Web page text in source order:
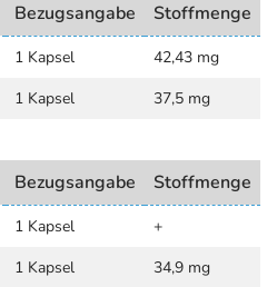
Bezugsangabe Stoffmenge
1 Kapsel
42,43 mg
1 Kapsel
37,5 mg
Bezugsangabe Stoffmenge
1 Kapsel
+
1 Kapsel
34,9 mg